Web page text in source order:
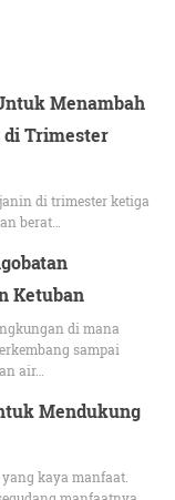
Menambah
di Trimester
di trimester ketiga
berat…
Ketuban
di mana
sampai
air…
Mendukung
kaya manfaat.